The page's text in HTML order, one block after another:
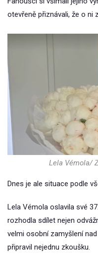
otevřeně přiznávali, že o ni
Lela Vémola/
Dnes je ale situace podle
Lela Vémola oslavila své
rozhodla sdílet nejen
velmi osobní zamyšlení
připravil nejednu zkoušku.